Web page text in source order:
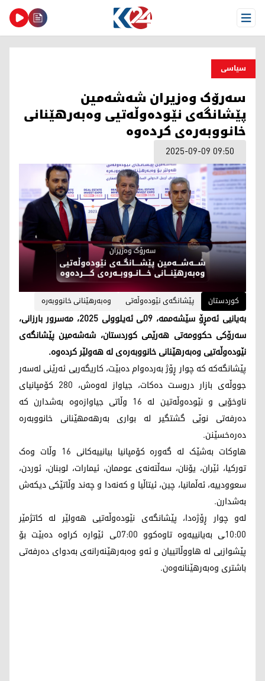
Open Menu
سیاسی
سەرۆک وەزیران شەشەمین
پێشانگەی نێودەوڵەتیی وەبەرهێنانی
خانووبەرەی کردەوە
2025-09-09 09:50
کوردستان پێشانگەی نێودەوڵەتی وەبەرهێنانی خانووبەرە
بەیانیی ئەمڕۆ سێشەممە، 09ـی ئەیلوولی 2025، مەسرور بارزانی،
سەرۆکی حکوومەتی هەرێمی کوردستان، شەشەمین پێشانگەی
نێودەوڵەتیی وەبەرهێنانی خانووبەرەی لە هەولێر کردەوە.
پێشانگەکە کە چوار ڕۆژ بەردەوام دەبێت، کاریگەریی ئەرێنی لەسەر
جووڵەی بازار دروست دەکات، جیاواز لەوەش، 280 کۆمپانیای
ناوخۆیی و نێودەوڵەتین لە 16 وڵاتی جیاوازەوە بەشدارن کە
دەرفەتی نوێی گشتگیر لە بواری بەرهەمهێنانی خانووبەرە
دەرەخسێنن.
هاوکات بەشێک لە گەورە کۆمپانیا بیانییەکانی 16 وڵات وەک
تورکیا، ئێران، یۆنان، سەڵتەنەی عوممان، ئیمارات، لوبنان، ئوردن،
سعوودییە، ئەڵمانیا، چین، ئیتاڵیا و کەنەدا و چەند وڵاتێکی دیکەش
بەشدارن.
لەو چوار ڕۆژەدا، پێشانگەی نێودەوڵەتیی هەولێر لە کاتژمێر
10:00ـی بەیانییەوە تاوەکوو 07:00ـی ئێوارە کراوە دەبێت بۆ
پێشوازیی لە هاووڵاتییان و ئەو وەبەرهێنەرانەی بەدوای دەرفەتی
باشتری وەبەرهێنانەوەن.